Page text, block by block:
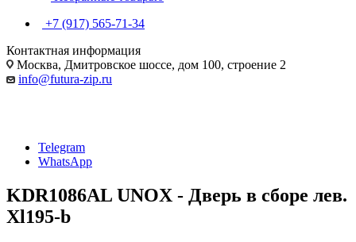
+7 (917) 565-71-34
Контактная информация
Москва, Дмитровское шоссе, дом 100, строение 2
info@futura-zip.ru
Telegram
WhatsApp
KDR1086AL UNOX - Дверь в сборе лев.
Xl195-b